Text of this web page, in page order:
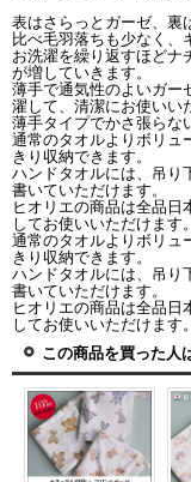
表はさらっとガーゼ、裏
比べ毛羽落ちも少なく、
お洗濯を繰り返すほどナ
が増していきます。
薄手で通気性のよいガー
濯して、清潔にお使いい
薄手タイプでかさ張らな
通常のタオルよりボリュ
きり収納できます。
ハンドタオルには、吊り
書いていただけます。
ヒオリエの商品は全品日
してお使いいただけます
通常のタオルよりボリュ
きり収納できます。
ハンドタオルには、吊り
書いていただけます。
ヒオリエの商品は全品日
してお使いいただけます。
この商品を買った人